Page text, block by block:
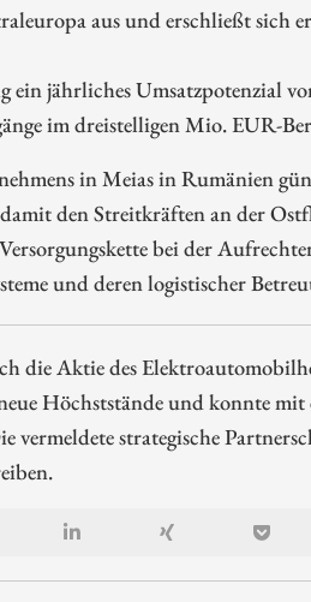
aus und erschließt sich
jährliches Umsatzpotenzial
im dreistelligen Mio. EUR-
in Meias in Rumänien
den Streitkräften an der
bei der
und deren logistischer
die Aktie des
Höchststände und konnte
vermeldete strategische